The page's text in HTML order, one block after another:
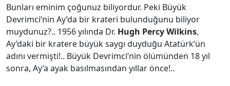
Bunları eminim çoğunuz biliyordur. Peki Büyük
Devrimci’nin Ay’da bir krateri bulunduğunu biliyor
muydunuz?.. 1956 yılında Dr. Hugh Percy Wilkins,
Ay’daki bir kratere büyük saygı duyduğu Atatürk’ün
adını vermişti!.. Büyük Devrimci’nin ölümünden 18 yıl
sonra, Ay’a ayak basılmasından yıllar önce!..